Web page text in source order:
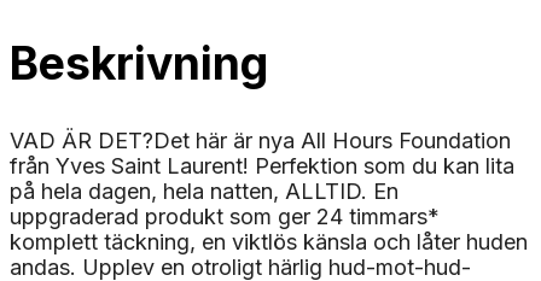
Beskrivning
VAD ÄR DET?Det här är nya All Hours Foundation
från Yves Saint Laurent! Perfektion som du kan lita
på hela dagen, hela natten, ALLTID. En
uppgraderad produkt som ger 24 timmars*
komplett täckning, en viktlös känsla och låter huden
andas. Upplev en otroligt härlig hud-mot-hud-